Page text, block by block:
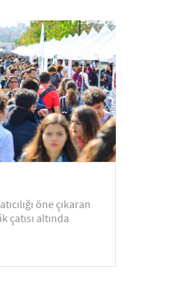
öne çıkaran
altında